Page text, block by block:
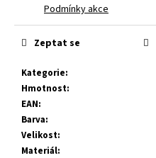
Podmínky akce
Kategorie:
Hmotnost:
EAN:
Barva:
Velikost:
Materiál:
Zeptat se